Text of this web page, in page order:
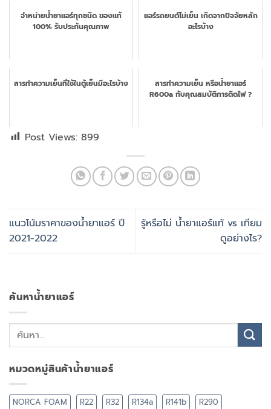
จำหน่ายน้ำยาแอร์ทุกชนิด ของแท้
100% รับประกันคุณภาพ
แอร์รถยนต์ไม่เย็น เกิดจากปัจจัยหลัก
อะไรบ้าง
สารทำความเย็นที่ใช้ในตู้เย็นมีอะไรบ้าง
สารทำความเย็น หรือน้ำยาแอร์
R600a กับคุณสมบัติการติดไฟ ?
Post Views: 899
แนวโน้มราคาของน้ำยาแอร์ ปี
2021-2022
รู้หรือไม่ น้ำยาแอร์แท้ vs เทียม
ดูอย่างไร?
ค้นหาน้ำยาแอร์
หมวดหมู่สินค้าน้ำยาแอร์
NORCA FOAM R22 R32 R134a R141b
R290